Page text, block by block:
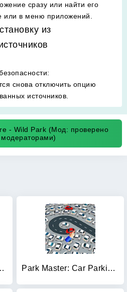
сразу или найти его
или в меню приложений.
из
:
снова отключить опцию
источников.
- Wild Park (Мод: проверено
модераторами)
Money Park Master: Car Parking Jam